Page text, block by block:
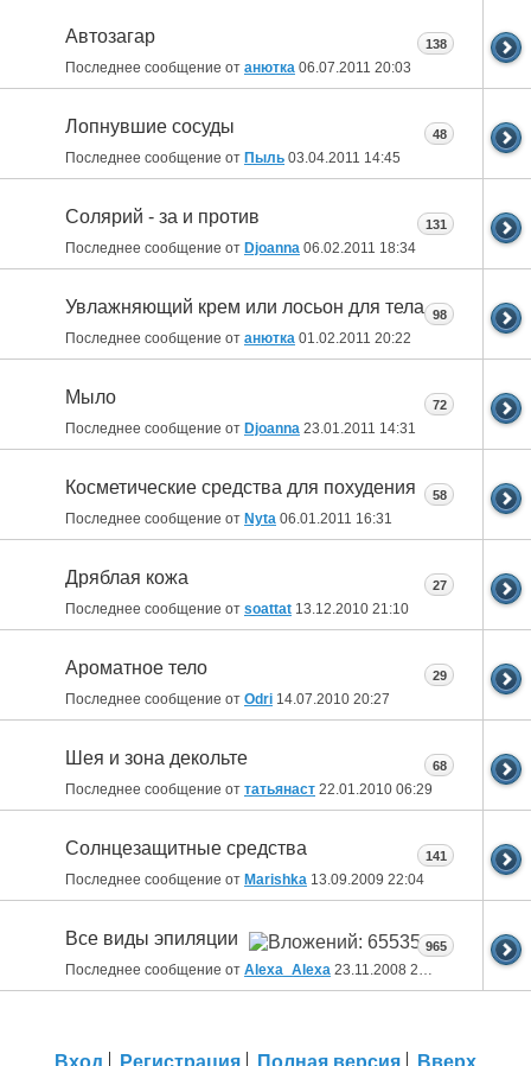
Автозагар
Последнее сообщение от анютка 06.07.2011 20:03
138
Лопнувшие сосуды
Последнее сообщение от Пыль 03.04.2011 14:45
48
Солярий - за и против
Последнее сообщение от Djoanna 06.02.2011 18:34
131
Увлажняющий крем или лосьон для тела
Последнее сообщение от анютка 01.02.2011 20:22
98
Мыло
Последнее сообщение от Djoanna 23.01.2011 14:31
72
Косметические средства для похудения
Последнее сообщение от Nyta 06.01.2011 16:31
58
Дряблая кожа
Последнее сообщение от soattat 13.12.2010 21:10
27
Ароматное тело
Последнее сообщение от Odri 14.07.2010 20:27
29
Шея и зона декольте
Последнее сообщение от татьянаст 22.01.2010 06:29
68
Солнцезащитные средства
Последнее сообщение от Marishka 13.09.2009 22:04
141
Все виды эпиляции
Последнее сообщение от Alexa_Alexa 23.11.2008 23:06
965